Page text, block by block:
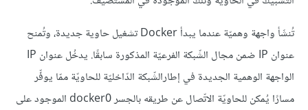
تُنشَأ واجهة وهميّة عندما يبدأ Docker تشغيل حاوية جديدة، وتُمنح
عنوان IP ضمن مجال الشّبكة الفرعيّة المذكورة سابقًا. يدخُل عنوان IP
الواجهة الوهمية الجديدة في إطارالشّبكة الدّاخليّة للحاويّة ممّا يوفِّر
مسارًا يُمكن للحاويّة الاتّصال عن طريقه بالجسر docker0 الموجود على